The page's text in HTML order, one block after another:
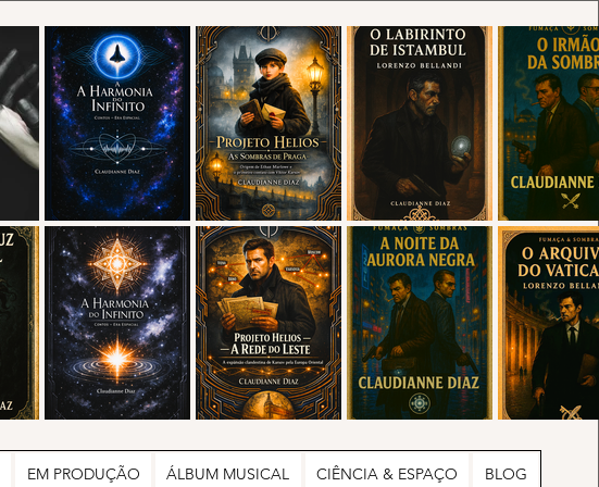
EM PRODUÇÃO ÁLBUM MUSICAL CIÊNCIA & ESPAÇO BLOG